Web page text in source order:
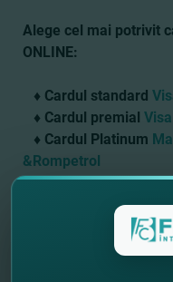
Alege cel mai potrivit
ONLINE:
♦ Cardul standard
♦ Cardul premial
♦ Cardul Platinum
&Rompetrol
♦ Cardul suplimentar
♦ Cardul social
La deschiderea
precum şi unui card